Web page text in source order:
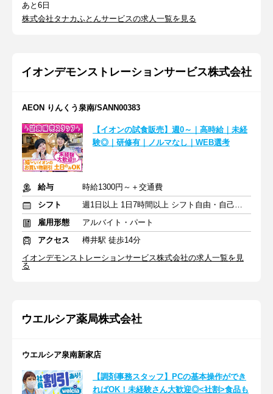
あと6日
株式会社タナカふとんサービスの求人一覧を見る
イオンデモンストレーションサービス株式会社
AEON りんくう泉南/SANN00383
【イオンの試食販売】週0～｜高時給｜未経
験◎｜研修有｜ノルマなし｜WEB選考
給与
時給1300円～＋交通費
シフト
週1日以上 1日7時間以上 シフト自由・自己申告
雇用形態
アルバイト・パート
アクセス
樽井駅 徒歩14分
イオンデモンストレーションサービス株式会社の求人一覧を見
る
ウエルシア薬局株式会社
ウエルシア泉南新家店
【調剤事務スタッフ】PCの基本操作ができ
ればOK！未経験さん大歓迎◎<社割>食品も